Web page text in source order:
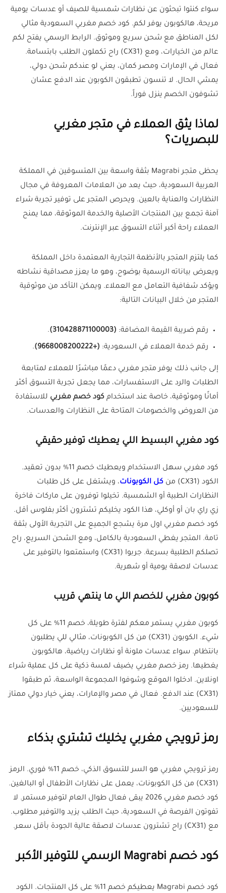
سواء كنتوا تبحثون عن نظارات شمسية للصيف أو عدسات يومية
مريحة، هالكوبون يوفر لكم. كود خصم مغربي السعودية مثالي
لكل المناطق مع شحن سريع وموثوق. الرابط الرسمي يفتح لكم
عالم من الخيارات، ومع (CX31) راح تكملون الطلب بابتسامة.
فعال في الإمارات ومصر كمان، يعني لو عندكم شحن دولي،
يمشي الحال. لا تنسون تطبقون الكوبون عند الدفع عشان
تشوفون الخصم ينزل فوراً.
لماذا يثق العملاء في متجر مغربي
للبصريات؟
يحظى متجر Magrabi بثقة واسعة بين المتسوقين في المملكة
العربية السعودية، حيث يعد من العلامات المعروفة في مجال
النظارات والعناية بالعين. ويحرص المتجر على توفير تجربة شراء
آمنة تجمع بين المنتجات الأصلية والخدمة الموثوقة، مما يمنح
العملاء راحة أكبر أثناء التسوق عبر الإنترنت.
كما يلتزم المتجر بالأنظمة التجارية المعتمدة داخل المملكة
ويعرض بياناته الرسمية بوضوح، وهو ما يعزز مصداقية نشاطه
ويؤكد شفافية التعامل مع العملاء. ويمكن التأكد من موثوقية
المتجر من خلال البيانات التالية:
رقم ضريبة القيمة المضافة: (310428871100003)
.
رقم خدمة العملاء في السعودية: (+9668008200222)
.
إلى جانب ذلك يوفر متجر مغربي دعمًا مباشرًا للعملاء لمتابعة
الطلبات والرد على الاستفسارات، مما يجعل تجربة التسوق أكثر
أمانًا وموثوقية، خاصة عند استخدام كود خصم مغربي للاستفادة
من العروض والخصومات المتاحة على النظارات والعدسات.
كود مغربي البسيط اللي يعطيك توفير حقيقي
كود مغربي سهل الاستخدام ويعطيك خصم 11% بدون تعقيد.
الكود (CX31) من
كل الكوبونات، ويشتغل على كل طلبات
النظارات الطبية أو الشمسية. تخيلوا توفرون على ماركات فاخرة
زي راي بان أو أوكلي، هذا الكود يخليكم تشترون أكثر بفلوس أقل.
كود خصم مغربي اول مرة يشجع الجميع على التجربة الأولى بثقة
تامة. المتجر يغطي السعودية بالكامل، ومع الشحن السريع، راح
تصلكم الطلبية بسرعة. جربوا (CX31) واستمتعوا بالتوفير على
عدسات لاصقة يومية أو شهرية.
كوبون مغربي للخصم اللي ما ينتهي قريب
كوبون مغربي يستمر معكم لفترة طويلة، خصم 11% على كل
شيء. الكوبون (CX31) من كل الكوبونات، مثالي للي يطلبون
بانتظام. سواء عدسات ملونة أو نظارات رياضية، هالكوبون
يغطيها. رمز خصم مغربي يضيف لمسة ذكية على كل عملية شراء
اونلاين. ادخلوا الموقع وشوفوا المجموعة الواسعة، ثم طبقوا
(CX31) عند الدفع. فعال في مصر والإمارات، يعني خيار دولي ممتاز
للسعوديين.
رمز ترويجي مغربي يخليك تشتري بذكاء
رمز ترويجي مغربي هو السر للتسوق الذكي، خصم 11% فوري. الرمز
(CX31) من كل الكوبونات، يعمل على نظارات الأطفال أو البالغين.
كود خصم مغربي 2026 يبقى فعال طوال العام لتوفير مستمر. لا
تفوتون الفرصة في السعودية، حيث الطلب يزيد والتوفير مطلوب.
مع (CX31) راح تشترون عدسات لاصقة عالية الجودة بأقل سعر.
كود خصم Magrabi الرسمي للتوفير الأكبر
كود خصم Magrabi يعطيكم خصم 11% على كل المنتجات. الكود